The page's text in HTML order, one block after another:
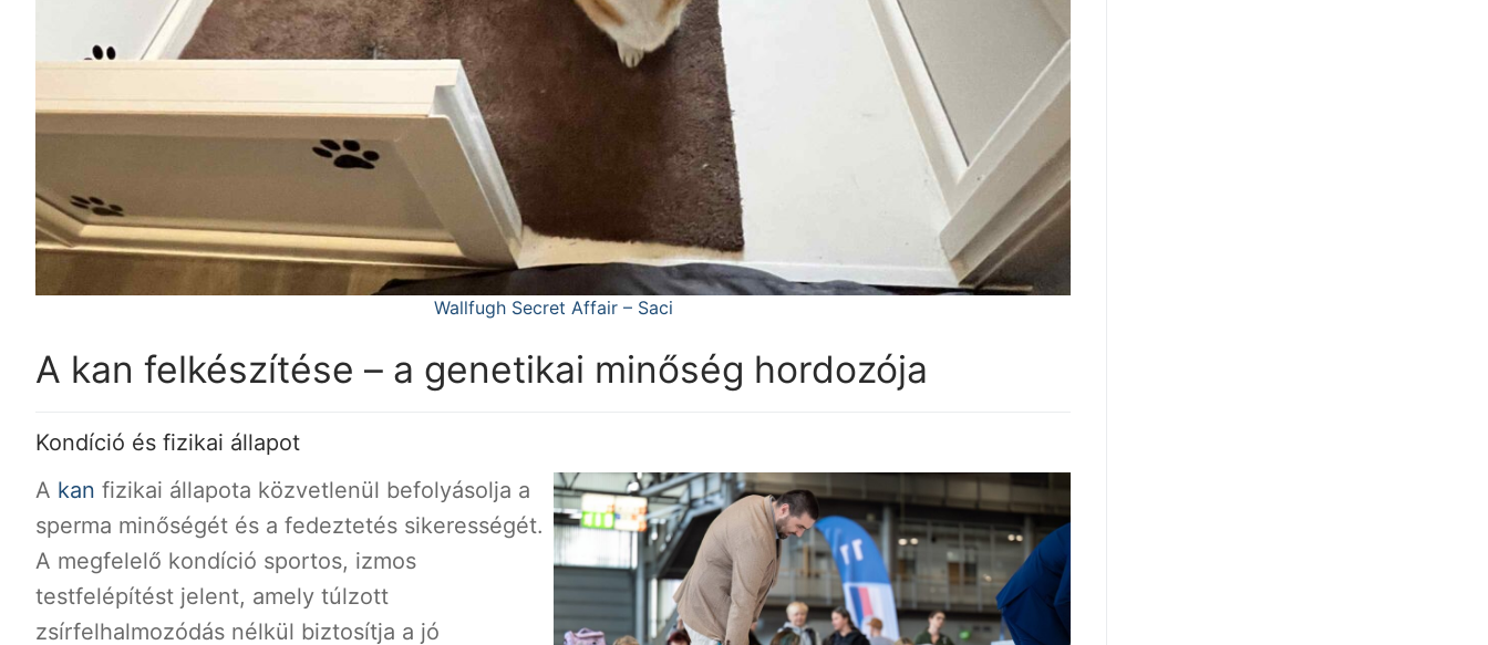
Wallfugh Secret Affair – Saci
A kan felkészítése – a genetikai minőség hordozója
Kondíció és fizikai állapot
A kan fizikai állapota közvetlenül befolyásolja a
sperma minőségét és a fedeztetés sikerességét.
A megfelelő kondíció sportos, izmos
testfelépítést jelent, amely túlzott
zsírfelhalmozódás nélkül biztosítja a jó